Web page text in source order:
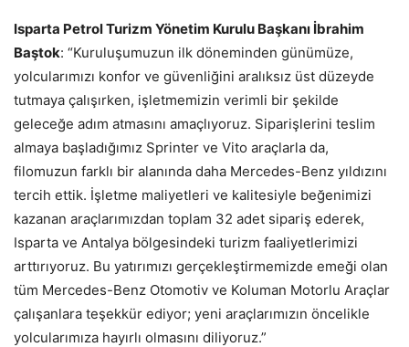
Isparta Petrol Turizm Yönetim Kurulu Başkanı İbrahim
Baştok: “Kuruluşumuzun ilk döneminden günümüze,
yolcularımızı konfor ve güvenliğini aralıksız üst düzeyde
tutmaya çalışırken, işletmemizin verimli bir şekilde
geleceğe adım atmasını amaçlıyoruz. Siparişlerini teslim
almaya başladığımız Sprinter ve Vito araçlarla da,
filomuzun farklı bir alanında daha Mercedes-Benz yıldızını
tercih ettik. İşletme maliyetleri ve kalitesiyle beğenimizi
kazanan araçlarımızdan toplam 32 adet sipariş ederek,
Isparta ve Antalya bölgesindeki turizm faaliyetlerimizi
arttırıyoruz. Bu yatırımızı gerçekleştirmemizde emeği olan
tüm Mercedes-Benz Otomotiv ve Koluman Motorlu Araçlar
çalışanlara teşekkür ediyor; yeni araçlarımızın öncelikle
yolcularımıza hayırlı olmasını diliyoruz.”